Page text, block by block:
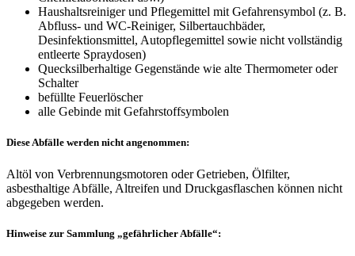
Haushaltsreiniger und Pflegemittel mit Gefahrensymbol (z. B.
Abfluss- und WC-Reiniger, Silbertauchbäder,
Desinfektionsmittel, Autopflegemittel sowie nicht vollständig
entleerte Spraydosen)
Quecksilberhaltige Gegenstände wie alte Thermometer oder
Schalter
befüllte Feuerlöscher
alle Gebinde mit Gefahrstoffsymbolen
Diese Abfälle werden nicht angenommen:
Altöl von Verbrennungsmotoren oder Getrieben, Ölfilter,
asbesthaltige Abfälle, Altreifen und Druckgasflaschen können nicht
abgegeben werden.
Hinweise zur Sammlung „gefährlicher Abfälle“: